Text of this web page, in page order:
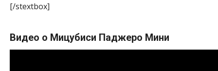
[/stextbox]
Видео о Мицубиси Паджеро Мини